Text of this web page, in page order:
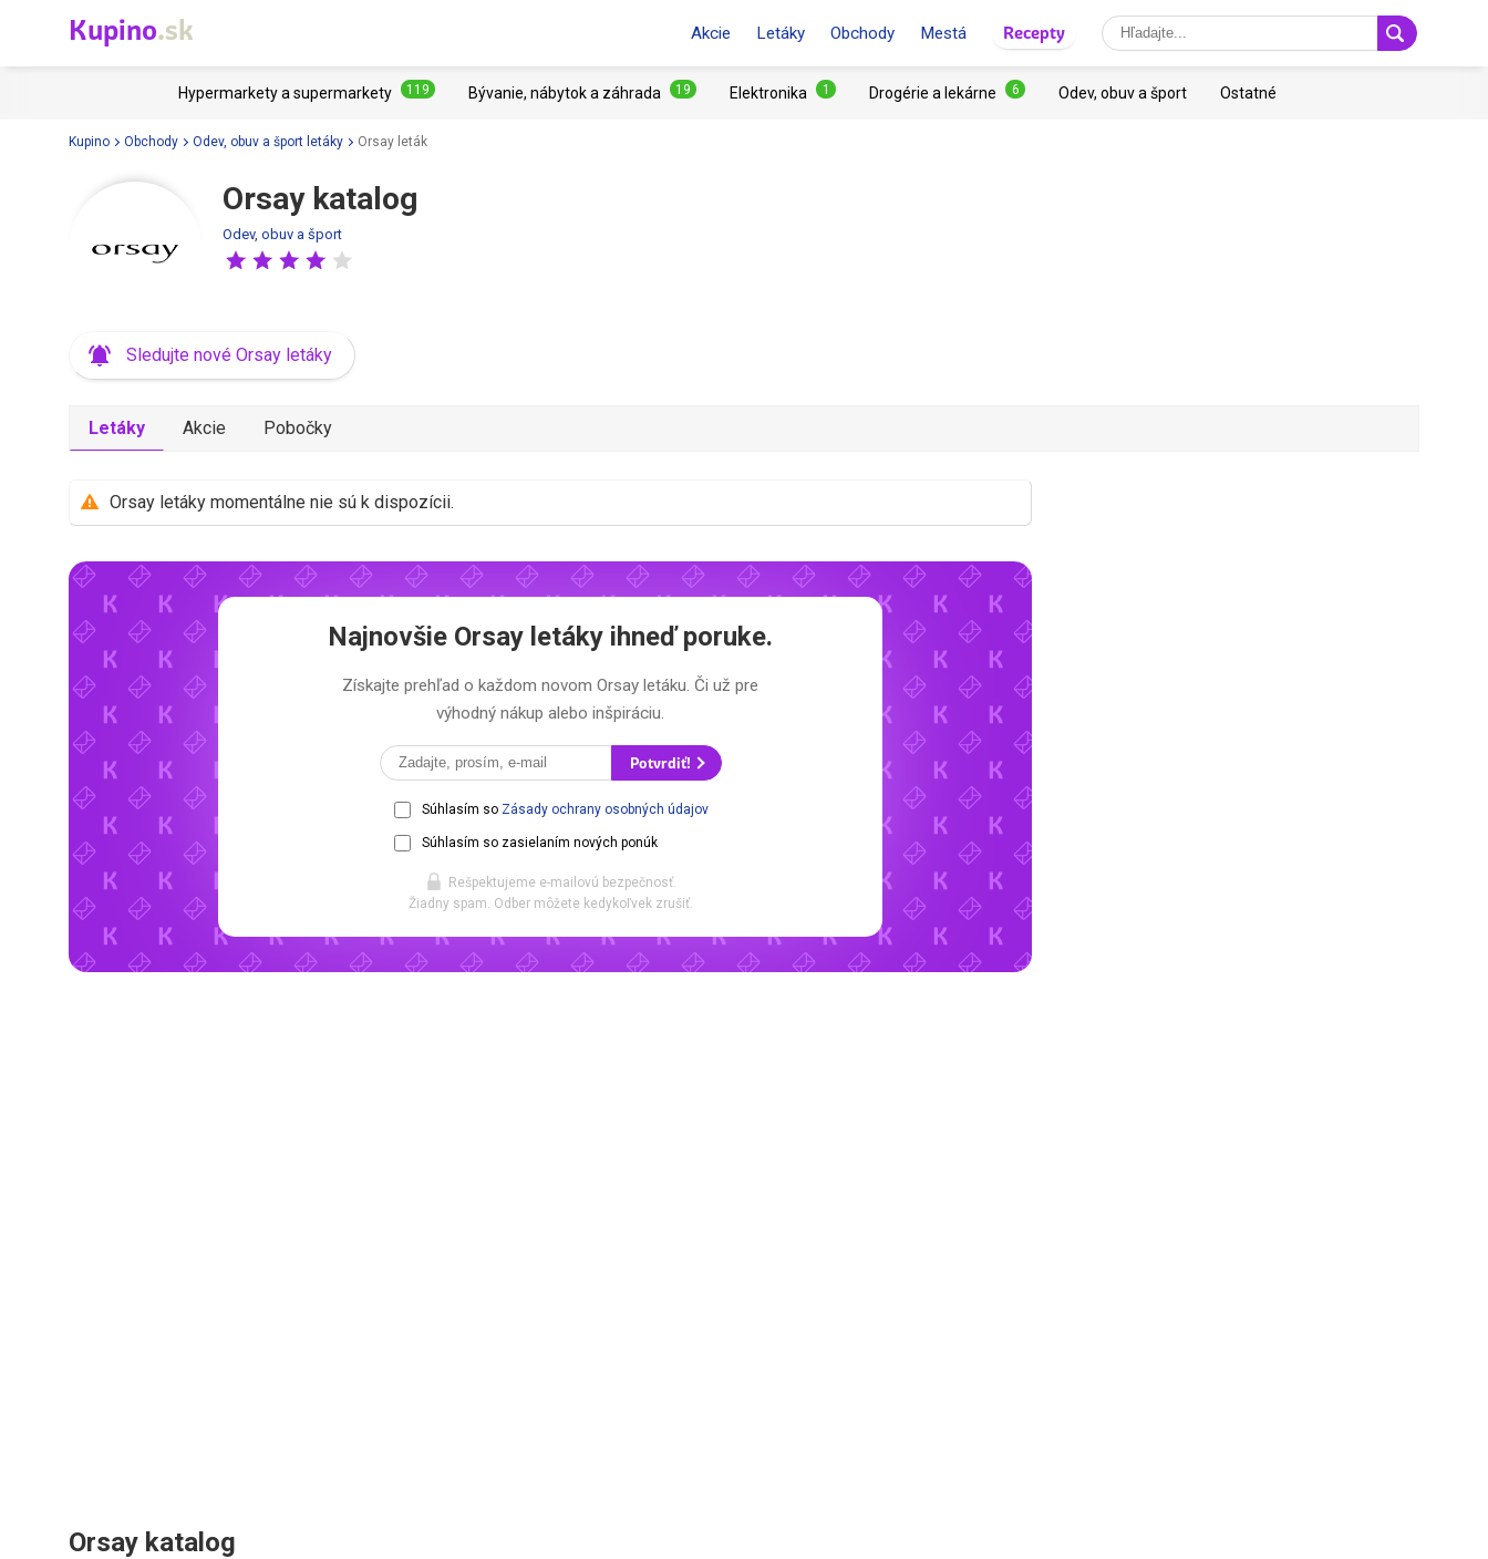
Kupino.sk Akcie Letáky Obchody Mestá Recepty
Hypermarkety a supermarkety 119 Bývanie, nábytok a záhrada 19 Elektronika 1 Drogérie a lekárne 6 Odev, obuv a šport Ostatné
Kupino Obchody Odev, obuv a šport letáky Orsay leták
Orsay katalog
Odev, obuv a šport
Sledujte nové Orsay letáky
Letáky Akcie Pobočky
Orsay letáky momentálne nie sú k dispozícii.
Najnovšie Orsay letáky ihneď poruke.
Získajte prehľad o každom novom Orsay letáku. Či už pre
výhodný nákup alebo inšpiráciu.
Potvrdiť!
Súhlasím so Zásady ochrany osobných údajov
Súhlasím so zasielaním nových ponúk
Rešpektujeme e-mailovú bezpečnosť.
Žiadny spam. Odber môžete kedykoľvek zrušiť.
Orsay katalog